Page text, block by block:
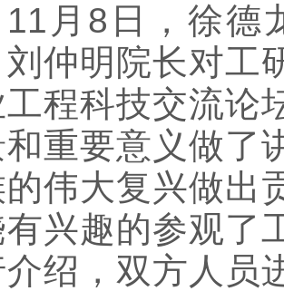
8日，徐德龙
仲明院长对工
工程科技交流论
重要意义做了
的伟大复兴做出
有兴趣的参观了
绍，双方人员